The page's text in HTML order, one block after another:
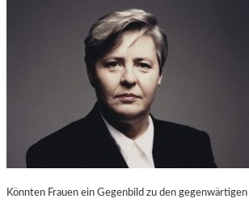
Könnten Frauen ein Gegenbild zu den